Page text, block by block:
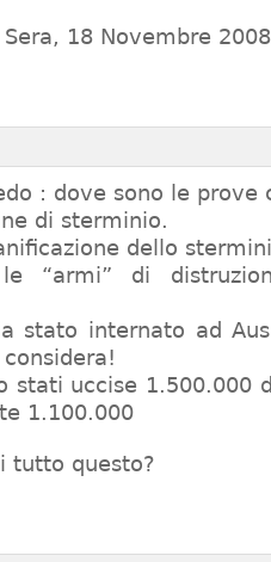
18 Novembre
: dove sono le prove
di sterminio.
dello
“armi” di
stato internato ad
stati uccise 1.500.000
1.100.000
tutto questo?